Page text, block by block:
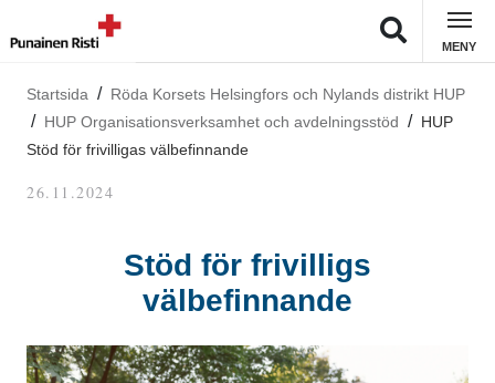
MENY
Startsida
Röda Korsets Helsingfors och Nylands distrikt HUP
HUP Organisationsverksamhet och avdelningsstöd
HUP
Stöd för frivilligas välbefinnande
26.11.2024
Stöd för frivilligs
välbefinnande